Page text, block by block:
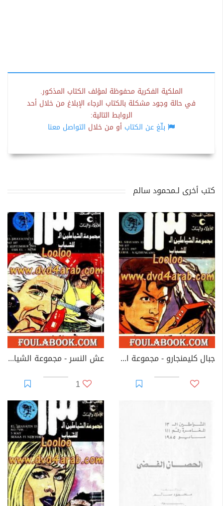
الملكية الفكرية محفوظة لمؤلف الكتاب المذكور.
في حالة وجود مشكلة بالكتاب الرجاء الإبلاغ من خلال أحد
الروابط التالية:
بلّغ عن الكتاب أو من خلال التواصل معنا
كتب أخرى لـمحمود سالم
جبال كليمنجارو - مجموعة الشياطين ال 13
عش النسر - مجموعة الشياطين ال 13
1